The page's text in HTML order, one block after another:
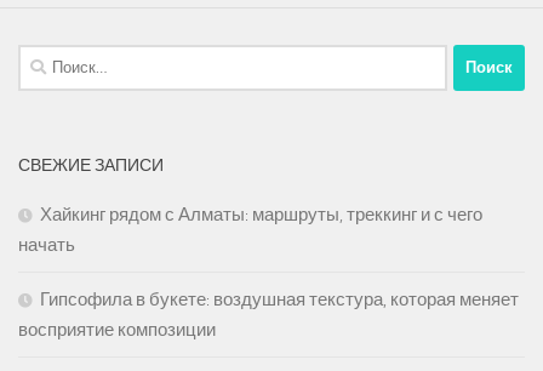
Найти:
СВЕЖИЕ ЗАПИСИ
Хайкинг рядом с Алматы: маршруты, треккинг и с чего
начать
Гипсофила в букете: воздушная текстура, которая меняет
восприятие композиции